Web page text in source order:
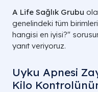
A Life Sağlık Grubu
genelindeki tüm
hangisi en iyisi?"
yanıt veriyoruz.
Uyku Apnesi
Kilo